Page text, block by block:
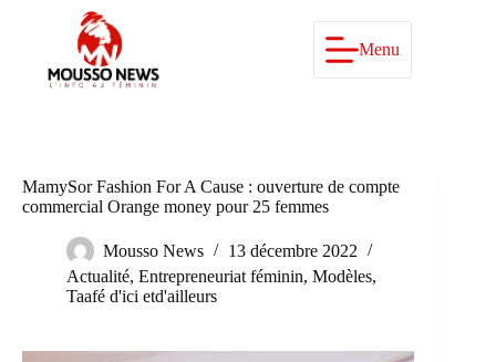
Menu
MamySor Fashion For A Cause : ouverture de compte
commercial Orange money pour 25 femmes
Mousso News
13 décembre 2022
Actualité, Entrepreneuriat féminin, Modèles,
Taafé d'ici etd'ailleurs